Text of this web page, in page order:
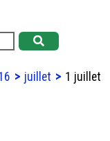
juillet
1 juillet